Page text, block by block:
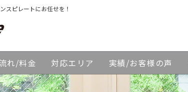
スピレートにお任せを！
れ/料金 対応エリア 実績/お客様の声